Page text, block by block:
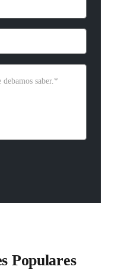
Populares